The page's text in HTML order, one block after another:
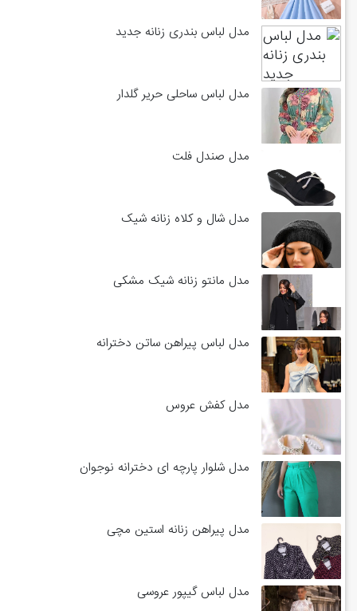
مدل لباس بندری زنانه جدید
مدل لباس ساحلی حریر گلدار
مدل صندل فلت
مدل شال و کلاه زنانه شیک
مدل مانتو زنانه شیک مشکی
مدل لباس پیراهن ساتن دخترانه
مدل کفش عروس
مدل شلوار پارچه ای دخترانه نوجوان
مدل پیراهن زنانه استین مچی
مدل لباس گیپور عروسی